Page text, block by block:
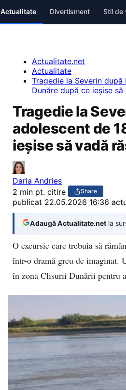
Actualitate Divertisment Stil de
Actualitate.net
Actualitate
Tragedie la Severin
Dunăre după ce ieșise
Tragedie la
adolescent de
ieșise să vadă
Daria Andries
2 min pt. citire
Share
publicat 22.05.2026 16:36
Adaugă Actualitate.net la
O excursie care trebuia să
într-o dramă greu de imaginat.
în zona Clisurii Dunării pentru